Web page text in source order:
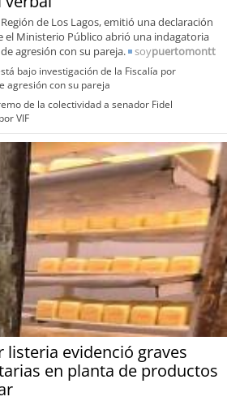
de Los Lagos, emitió una declaración
el Ministerio Público abrió una indagatoria
agresión con su pareja.
soypuertomontt
bajo investigación de la Fiscalía por
agresión con su pareja
de la colectividad a senador Fidel
VIF
listeria evidenció graves
en planta de productos